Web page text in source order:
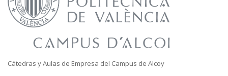
Cátedras y Aulas de Empresa del Campus de Alcoy